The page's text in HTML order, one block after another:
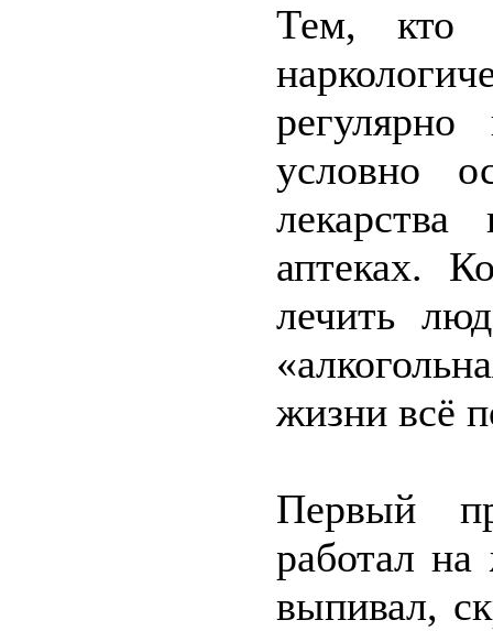
Тем, кто
условно
аптеках.
лечить
жизни всё
Первый
работал
выпивал,